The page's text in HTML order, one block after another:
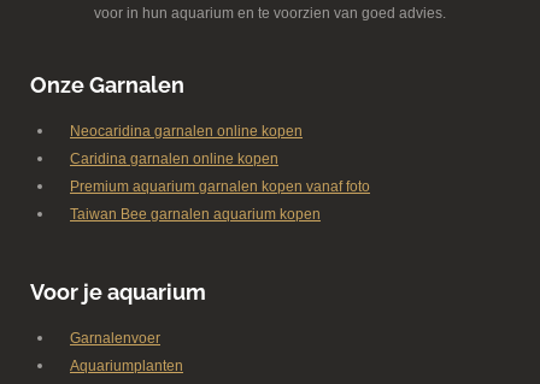
voor in hun aquarium en te voorzien van goed advies.
Onze Garnalen
Neocaridina garnalen online kopen
Caridina garnalen online kopen
Premium aquarium garnalen kopen vanaf foto
Taiwan Bee garnalen aquarium kopen
Voor je aquarium
Garnalenvoer
Aquariumplanten